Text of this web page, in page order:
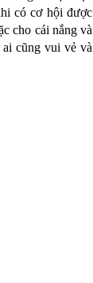
có cơ hội được
cho cái nắng và
cũng vui vẻ và